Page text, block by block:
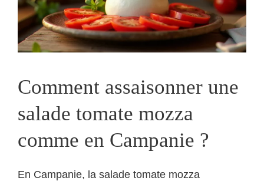
Comment assaisonner une
salade tomate mozza
comme en Campanie ?
En Campanie, la salade tomate mozza